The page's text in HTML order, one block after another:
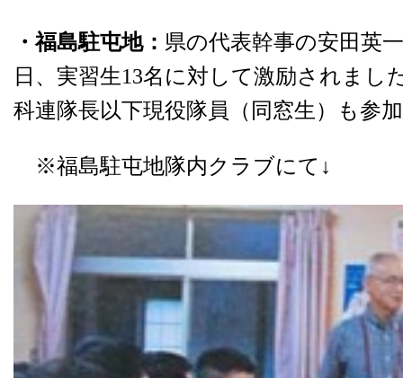
・福島駐屯地： 県の代表幹事の安田英
日、実習生13名に対して激励されまし
科連隊長以下現役隊員（同窓生）も参
※福島駐屯地隊内クラブにて↓